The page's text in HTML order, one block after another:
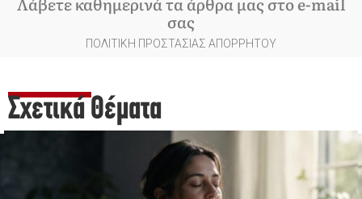
σας
ΠΟΛΙΤΙΚΗ ΠΡΟΣΤΑΣΙΑΣ ΑΠΟΡΡΗΤΟΥ
Σχετικά Θέματα